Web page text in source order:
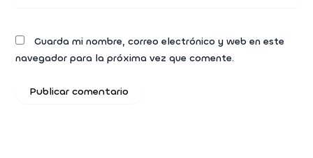
Guarda mi nombre, correo electrónico y web en este
navegador para la próxima vez que comente.